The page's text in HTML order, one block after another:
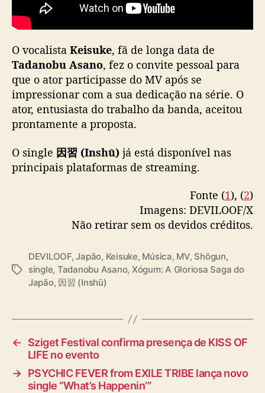
p
a
ç
o
e
e
c
l
d
e
a
d
b
A
a
O vocalista Keisuke, fã de longa data de
Tadanobu Asano, fez o convite pessoal para
que o ator participasse do MV após se
impressionar com a sua dedicação na série. O
ator, entusiasta do trabalho da banda, aceitou
prontamente a proposta.
O single 因習 (Inshū) já está disponível nas
principais plataformas de streaming.
Fonte (1), (2)
Imagens: DEVILOOF/X
Não retirar sem os devidos créditos.
T
DEVILOOF,Japão, Keisuke, Música, MV, Shōgun,
single, Tadanobu Asano, Xógum: A Gloriosa Saga do
Japão, 因習 (Inshū)
←
Sziget Festival confirma presença de KISS OF
LIFE no evento
→ PSYCHIC FEVER from EXILE TRIBE lança novo
single “What’s Happenin’”